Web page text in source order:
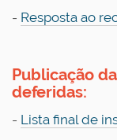
- Resposta ao
Publicação
deferidas:
- Lista final de